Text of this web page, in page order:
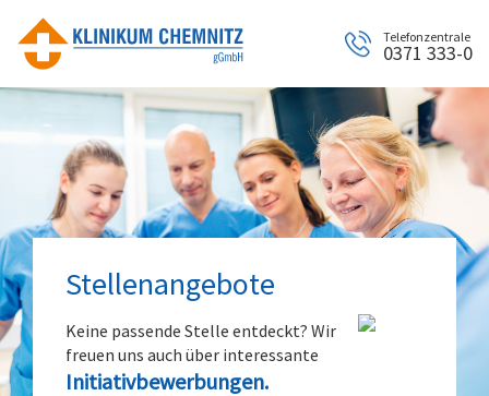
Telefonzentrale
0371 333-0
Stellenangebote
Keine passende Stelle entdeckt? Wir
freuen uns auch über interessante
Initiativbewerbungen.